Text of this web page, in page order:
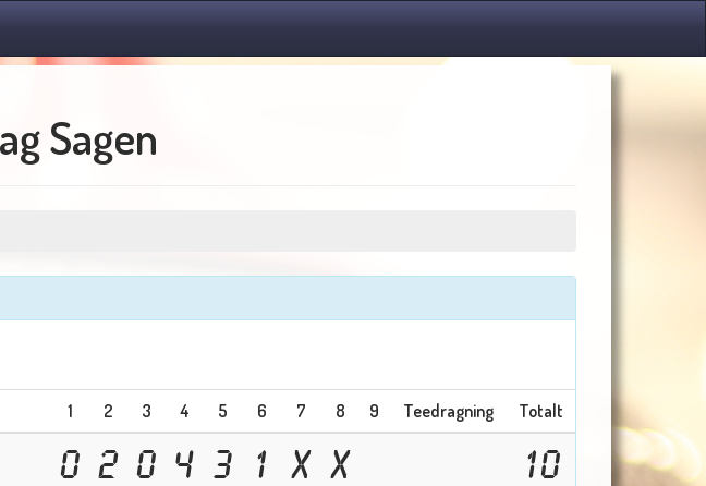
Sagen
1 2 3 4 5 6 7 8 9 Teedragning
Totalt
0 2 0 4 3 1 X X 10